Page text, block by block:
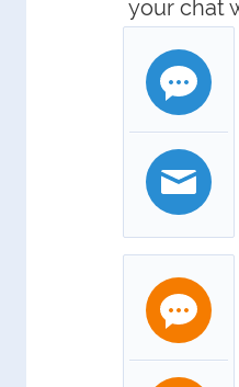
your chat